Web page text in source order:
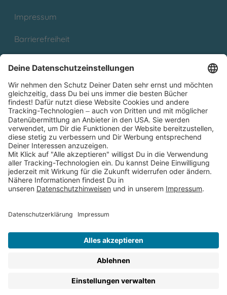
Impressum
Barrierefreiheit
Partnerprogramm (Affiliate)
Folge uns auf
* Versandkostenfrei ab 9,00 € Bestellwert innerhalb
Deutschlands
** Lieferzeit 1-3 Werktage innerhalb Deutschlands
Thienemann-Esslinger Verlag GmbH, Blumenstraße 36, D-70182